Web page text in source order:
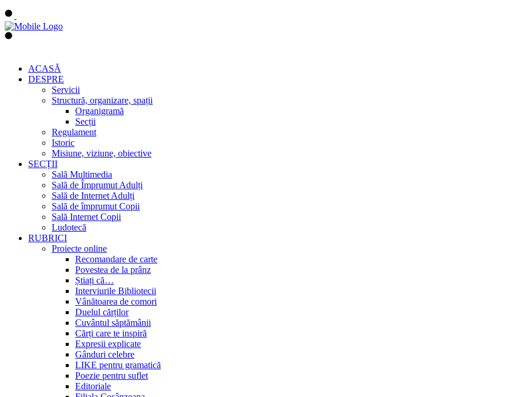
ACASĂ
DESPRE
Servicii
Structură, organizare, spații
Organigramă
Secții
Regulament
Istoric
Misiune, viziune, obiective
SECȚII
Sală Multimedia
Sală de Împrumut Adulți
Sală de Internet Adulți
Sală de împrumut Copii
Sală Internet Copii
Ludotecă
RUBRICI
Proiecte online
Recomandare de carte
Povestea de la prânz
Știați că…
Interviurile Bibliotecii
Vânătoarea de comori
Duelul cărților
Cuvântul săptămânii
Cărți care te inspiră
Expresii explicate
Gânduri celebre
LIKE pentru gramatică
Poezie pentru suflet
Editoriale